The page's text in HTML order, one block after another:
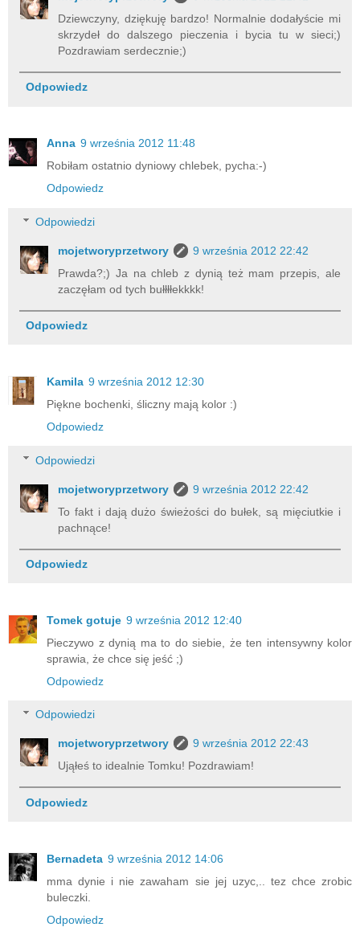
Dziewczyny, dziękuję bardzo! Normalnie dodałyście mi
skrzydeł do dalszego pieczenia i bycia tu w sieci;)
Pozdrawiam serdecznie;)
Odpowiedz
Anna 9 września 2012 11:48
Robiłam ostatnio dyniowy chlebek, pycha:-)
Odpowiedz
Odpowiedzi
mojetworyprzetwory
9 września 2012 22:42
Prawda?;) Ja na chleb z dynią też mam przepis, ale
zaczęłam od tych bułłłłekkkk!
Odpowiedz
Kamila 9 września 2012 12:30
Piękne bochenki, śliczny mają kolor :)
Odpowiedz
Odpowiedzi
mojetworyprzetwory
9 września 2012 22:42
To fakt i dają dużo świeżości do bułek, są mięciutkie i
pachnące!
Odpowiedz
Tomek gotuje 9 września 2012 12:40
Pieczywo z dynią ma to do siebie, że ten intensywny kolor
sprawia, że chce się jeść ;)
Odpowiedz
Odpowiedzi
mojetworyprzetwory
9 września 2012 22:43
Ująłeś to idealnie Tomku! Pozdrawiam!
Odpowiedz
Bernadeta 9 września 2012 14:06
mma dynie i nie zawaham sie jej uzyc,.. tez chce zrobic
buleczki.
Odpowiedz